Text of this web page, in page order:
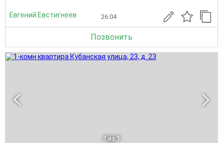
Евгений Евстигнеев 26.04
Позвонить
1 из 1